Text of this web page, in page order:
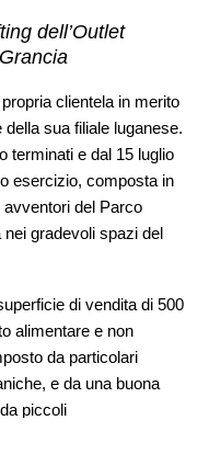
dell’Outlet
clientela in merito
sua filiale luganese.
terminati e dal 15 luglio
esercizio, composta in
del Parco
gradevoli spazi del
di vendita di 500
alimentare e non
da particolari
e da una buona
piccoli
e diversi altri